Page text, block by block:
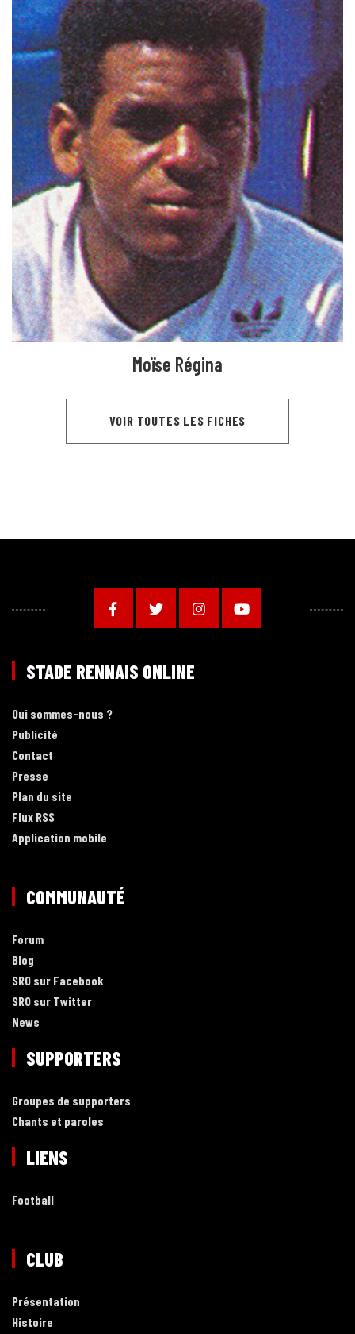
Moïse Régina
VOIR TOUTES LES FICHES
STADE RENNAIS ONLINE
Qui sommes-nous ?
Publicité
Contact
Presse
Plan du site
Flux RSS
Application mobile
COMMUNAUTÉ
Forum
Blog
SRO sur Facebook
SRO sur Twitter
News
SUPPORTERS
Groupes de supporters
Chants et paroles
LIENS
Football
CLUB
Présentation
Histoire